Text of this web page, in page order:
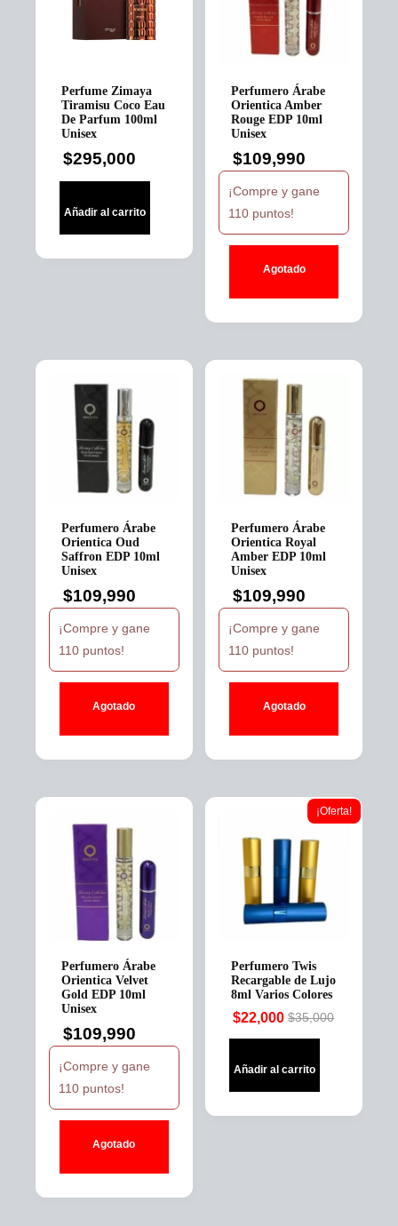
Perfume Zimaya
Tiramisu Coco Eau
De Parfum 100ml
Unisex
$295,000
Añadir al carrito
Perfumero Árabe
Orientica Amber
Rouge EDP 10ml
Unisex
$109,990
¡Compre y gane
110 puntos!
Agotado
Perfumero Árabe
Orientica Oud
Saffron EDP 10ml
Unisex
$109,990
¡Compre y gane
110 puntos!
Agotado
Perfumero Árabe
Orientica Royal
Amber EDP 10ml
Unisex
$109,990
¡Compre y gane
110 puntos!
Agotado
Perfumero Árabe
Orientica Velvet
Gold EDP 10ml
Unisex
$109,990
¡Compre y gane
110 puntos!
Agotado
¡Oferta!
Perfumero Twis
Recargable de Lujo
8ml Varios Colores
$35,000
Original
was:
$22,000
Current
is:
Añadir al carrito